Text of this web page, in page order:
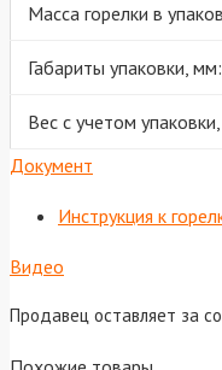
Масса горелки в
Габариты упаковки, мм:
Вес с учетом упаковки,
Документ
Инструкция к
Видео
Продавец оставляет за